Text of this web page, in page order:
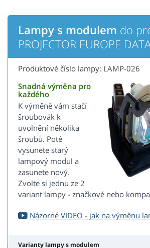
Lampy s modulem do
PROJECTOR EUROPE
Produktové číslo lampy: LAMP-026
Snadná výměna pro
každého
K výměně vám stačí
šroubovák k
uvolnění několika
šroubů. Poté
vysunete starý
lampový modul a
zasunete nový.
Zvolte si jednu ze 2
variant lampy - značkové nebo
Názorné VIDEO - jak na výměnu
Varianty lampy s modulem